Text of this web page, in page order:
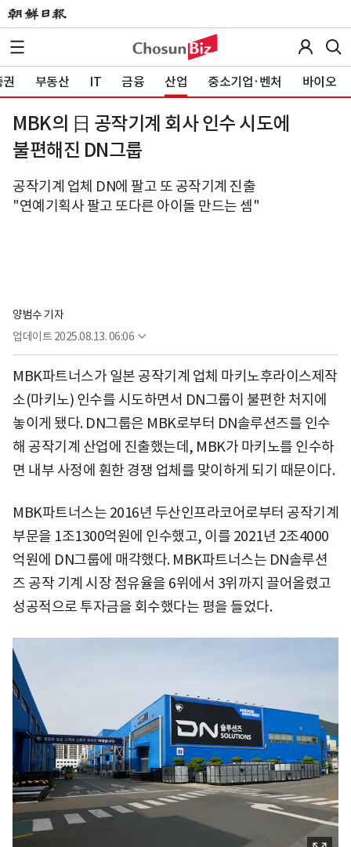
부동산 IT 금융 산업 중소기업·벤처 바이오
MBK의 日 공작기계 회사 인수 시도에
불편해진 DN그룹
공작기계 업체 DN에 팔고 또 공작기계 진출
"연예기획사 팔고 또다른 아이돌 만드는 셈"
양범수 기자
업데이트 2025.08.13. 06:06
MBK파트너스가 일본 공작기계 업체 마키노후라이스제작
소(마키노) 인수를 시도하면서 DN그룹이 불편한 처지에
놓이게 됐다. DN그룹은 MBK로부터 DN솔루션즈를 인수
해 공작기계 산업에 진출했는데, MBK가 마키노를 인수하
면 내부 사정에 훤한 경쟁 업체를 맞이하게 되기 때문이다.
MBK파트너스는 2016년 두산인프라코어로부터 공작기계
부문을 1조1300억원에 인수했고, 이를 2021년 2조4000
억원에 DN그룹에 매각했다. MBK파트너스는 DN솔루션
즈 공작 기계 시장 점유율을 6위에서 3위까지 끌어올렸고
성공적으로 투자금을 회수했다는 평을 들었다.